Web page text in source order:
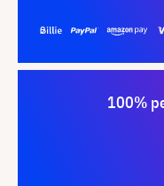
100%